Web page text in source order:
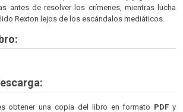
antes de resolver los crímenes, mientras lucha
Rexton lejos de los escándalos mediáticos.
obtener una copia del libro en formato PDF y